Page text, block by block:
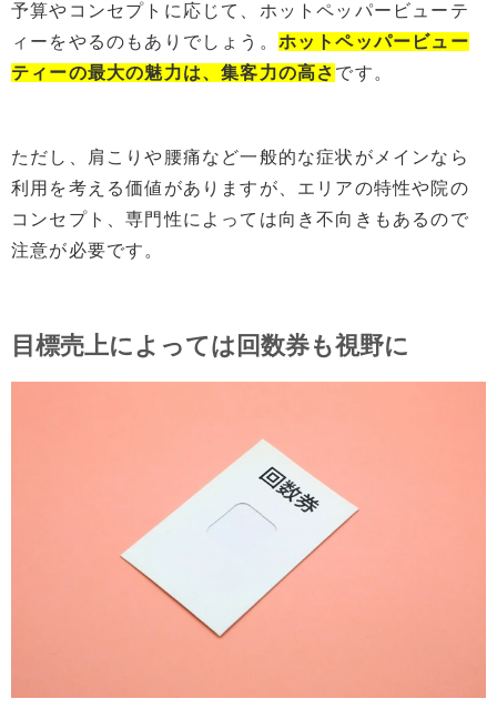
予算やコンセプトに応じて、ホットペッパービューテ
ィーをやるのもありでしょう。 ホットペッパービュー
ティーの最大の魅力は、集客力の高さ です。
ただし、肩こりや腰痛など一般的な症状がメインなら
利用を考える価値がありますが、エリアの特性や院の
コンセプト、専門性によっては向き不向きもあるので
注意が必要です。
目標売上によっては回数券も視野に